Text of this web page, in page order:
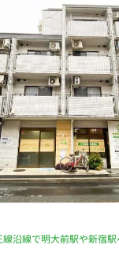
線沿線で明大前駅や新宿